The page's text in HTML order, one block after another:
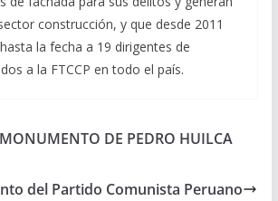
construcción, y que desde 2011
la fecha a 19 dirigentes de
a la FTCCP en todo el país.
DE PEDRO HUILCA
del Partido Comunista Peruano